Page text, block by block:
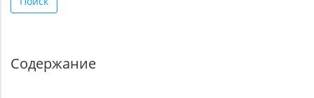
для
Содержание